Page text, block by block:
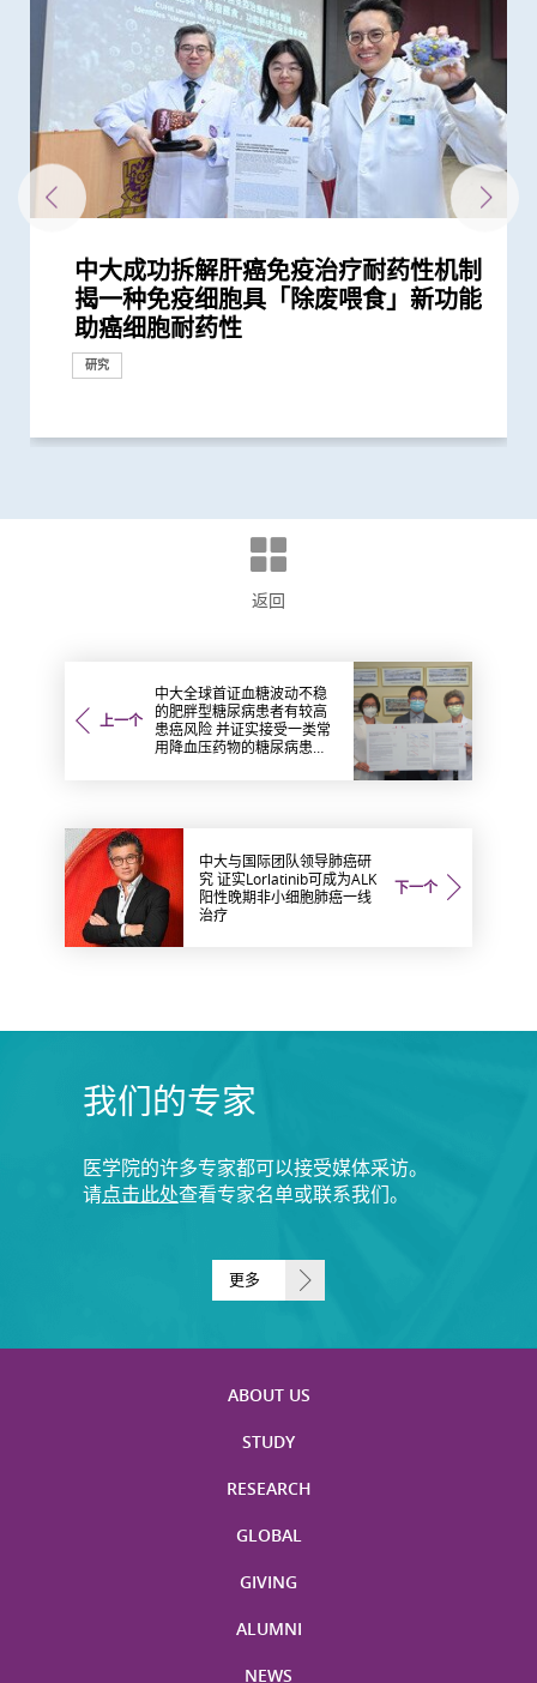
中大成功拆解肝癌免疫治疗耐药性机制
揭一种免疫细胞具「除废喂食」新功能
助癌细胞耐药性
研究
中大临床研究利用球囊心包切开术治疗
心包积水 术后复发率大减8成 患者免
受重复入院「拮针」引流之苦
研究
中大与内地学者领导全球首个由中国学
者主理的《柳叶刀》癌症委员会报告
预计2050年肝癌患者翻倍 六成肝癌...
研究
中大医学院成功破解肝癌适应免疫疗法
的关键 开创新型联合疗法作二期临床
研究
研究
中大研发崭新治疗组合 带领亚洲策略
性抗击胆管癌
研究
返回
上一个
中大全球首证血糖波动不稳
的肥胖型糖尿病患者有较高
患癌风险 并证实接受一类常
用降血压药物的糖尿病患者
下一个
中大与国际团队领导肺癌研
究 证实Lorlatinib可成为ALK
阳性晚期非小细胞肺癌一线
治疗
我们的专家
医学院的许多专家都可以接受媒体采访。
请点击此处查看专家名单或联系我们。
更多
ABOUT US
STUDY
RESEARCH
GLOBAL
GIVING
ALUMNI
NEWS